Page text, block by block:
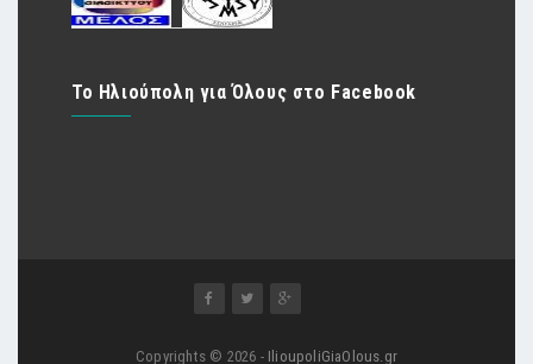
Το Ηλιούπολη για Όλους στο Facebook
Copyrights © 2026 - IlioupoliGiaOlous.gr